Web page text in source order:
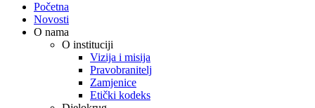
Početna
Novosti
O nama
O instituciji
Vizija i misija
Pravobranitelj
Zamjenice
Etički kodeks